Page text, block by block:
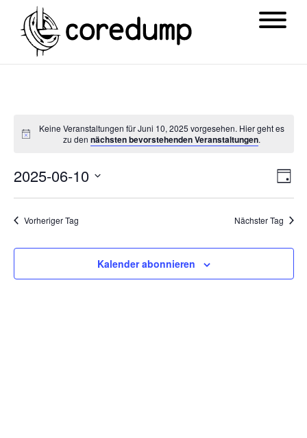
Keine Veranstaltungen für Juni 10, 2025 vorgesehen. Hier geht es
zu dennächsten bevorstehenden Veranstaltungen.
Tag
2025-06-10
Vorheriger Tag Nächster Tag
Kalender abonnieren